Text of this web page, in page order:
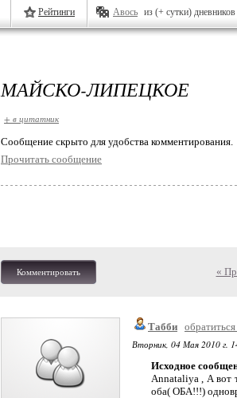
Рейтинги Авось из (+ сутки) дневников
МАЙСКО-ЛИПЕЦКОЕ
+ в цитатник
Cообщение скрыто для удобства комментирования.
Прочитать сообщение
Комментировать «
Табби
Вторник, 04 Мая 2010 г.
Исходное
Annataliya , А вот
оба( ОБА!!!)